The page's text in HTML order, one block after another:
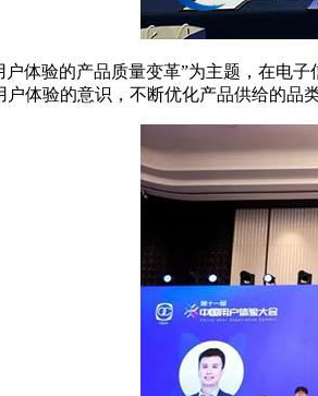
体验的产品质量变革”为主题，在电子
体验的意识，不断优化产品供给的品